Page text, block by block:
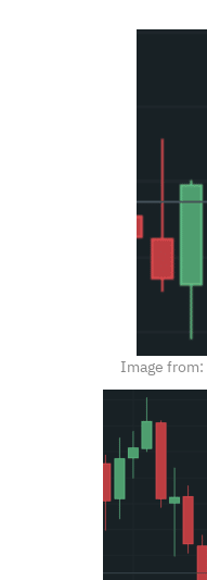
Image